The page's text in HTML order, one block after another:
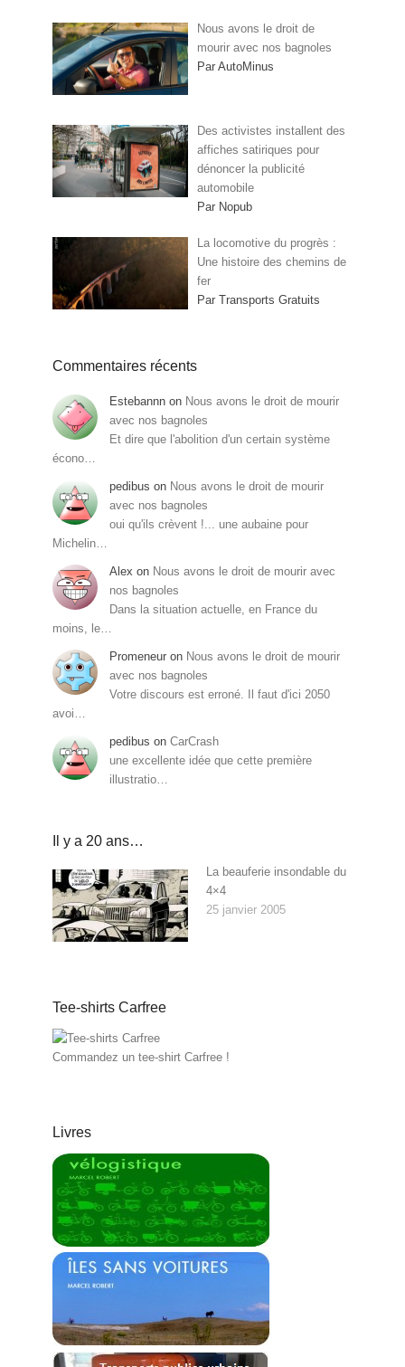
Nous avons le droit de
mourir avec nos bagnoles
Par AutoMinus
Des activistes installent des
affiches satiriques pour
dénoncer la publicité
automobile
Par Nopub
La locomotive du progrès :
Une histoire des chemins de
fer
Par Transports Gratuits
Commentaires récents
Estebannn on Nous avons le droit de mourir
avec nos bagnoles
Et dire que l'abolition d'un certain système
écono…
pedibus on Nous avons le droit de mourir
avec nos bagnoles
oui qu'ils crèvent !... une aubaine pour
Michelin…
Alex on Nous avons le droit de mourir avec
nos bagnoles
Dans la situation actuelle, en France du
moins, le…
Promeneur on Nous avons le droit de mourir
avec nos bagnoles
Votre discours est erroné. Il faut d'ici 2050
avoi…
pedibus on CarCrash
une excellente idée que cette première
illustratio…
Il y a 20 ans…
La beauferie insondable du
4×4
25 janvier 2005
Tee-shirts Carfree
Commandez un tee-shirt Carfree !
Livres